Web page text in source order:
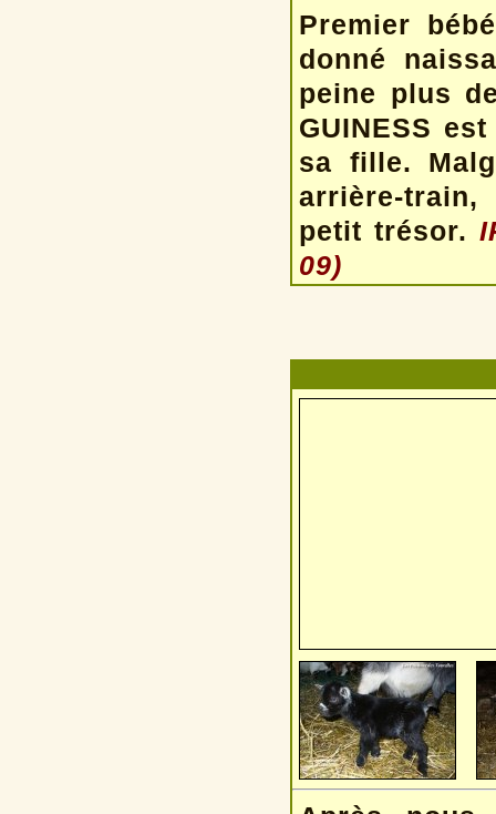
Premier
donné
peine plus
GUINESS
sa fille.
arrière-train,
petit trésor.
09)